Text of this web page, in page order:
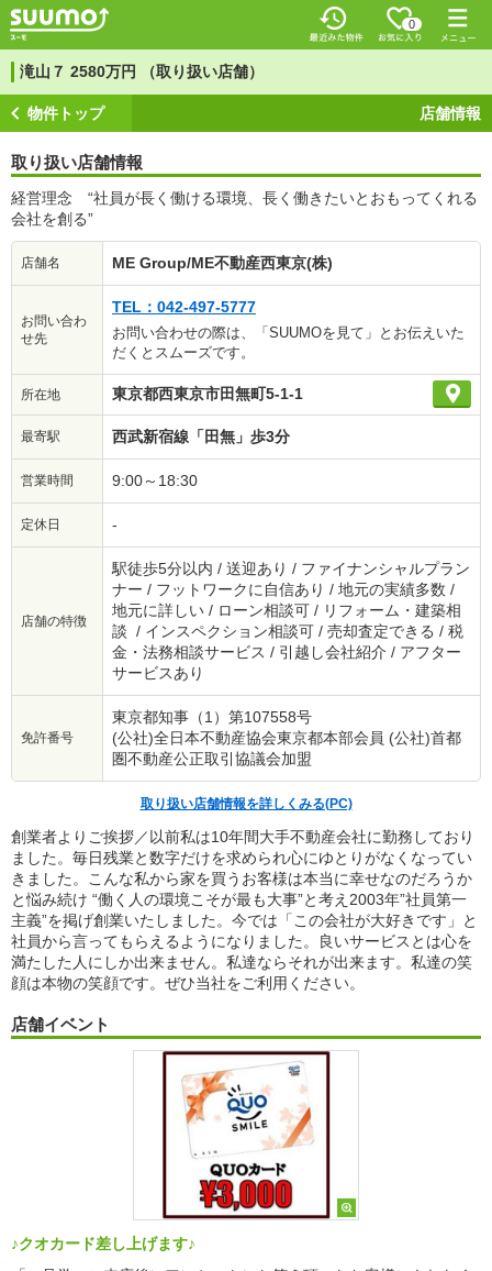
0
滝山７ 2580万円 （取り扱い店舗）
物件トップ 店舗情報
取り扱い店舗情報
経営理念 “社員が長く働ける環境、長く働きたいとおもってくれる
会社を創る”
店舗名 ME Group/ME不動産西東京(株)
お問い合わ
せ先
TEL：042-497-5777
お問い合わせの際は、「SUUMOを見て」とお伝えいた
だくとスムーズです。
所在地 東京都西東京市田無町5-1-1
最寄駅 西武新宿線「田無」歩3分
営業時間 9:00～18:30
定休日 -
店舗の特徴
駅徒歩5分以内 / 送迎あり / ファイナンシャルプラン
ナー / フットワークに自信あり / 地元の実績多数 /
地元に詳しい / ローン相談可 / リフォーム・建築相
談 / インスペクション相談可 / 売却査定できる / 税
金・法務相談サービス / 引越し会社紹介 / アフター
サービスあり
免許番号
東京都知事（1）第107558号
(公社)全日本不動産協会東京都本部会員 (公社)首都
圏不動産公正取引協議会加盟
取り扱い店舗情報を詳しくみる(PC)
創業者よりご挨拶／以前私は10年間大手不動産会社に勤務しており
ました。毎日残業と数字だけを求められ心にゆとりがなくなってい
きました。こんな私から家を買うお客様は本当に幸せなのだろうか
と悩み続け “働く人の環境こそが最も大事”と考え2003年”社員第一
主義”を掲げ創業いたしました。今では「この会社が大好きです」と
社員から言ってもらえるようになりました。良いサービスとは心を
満たした人にしか出来ません。私達ならそれが出来ます。私達の笑
顔は本物の笑顔です。ぜひ当社をご利用ください。
店舗イベント
♪クオカード差し上げます♪